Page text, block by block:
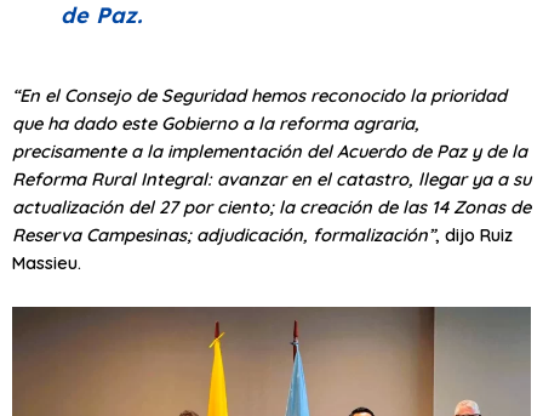
de Paz.
“En el Consejo de Seguridad hemos reconocido la prioridad
que ha dado este Gobierno a la reforma agraria,
precisamente a la implementación del Acuerdo de Paz y de la
Reforma Rural Integral: avanzar en el catastro, llegar ya a su
actualización del 27 por ciento; la creación de las 14 Zonas de
Reserva Campesinas; adjudicación, formalización”, dijo Ruiz
Massieu.